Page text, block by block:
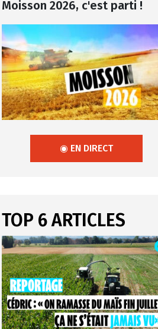
Moisson 2026, c'est parti !
◉ EN DIRECT
TOP 6 ARTICLES